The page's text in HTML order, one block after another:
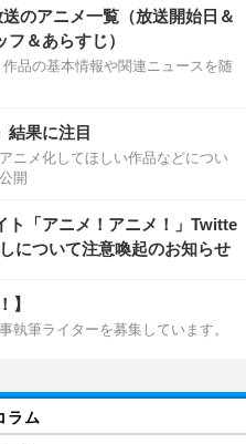
送のアニメ一覧（放送開始日＆
＆あらすじ）
品の基本情報や関連ニュースを随
結果に注目
ニメ化してほしい作品などについ
開
ト「アニメ！アニメ！」Twitte
について注意喚起のお知らせ
】
執筆ライターを募集しています。
ラム